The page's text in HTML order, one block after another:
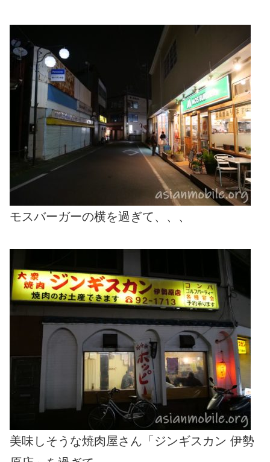
モスバーガーの横を過ぎて、、、
美味しそうな焼肉屋さん「ジンギスカン 伊勢